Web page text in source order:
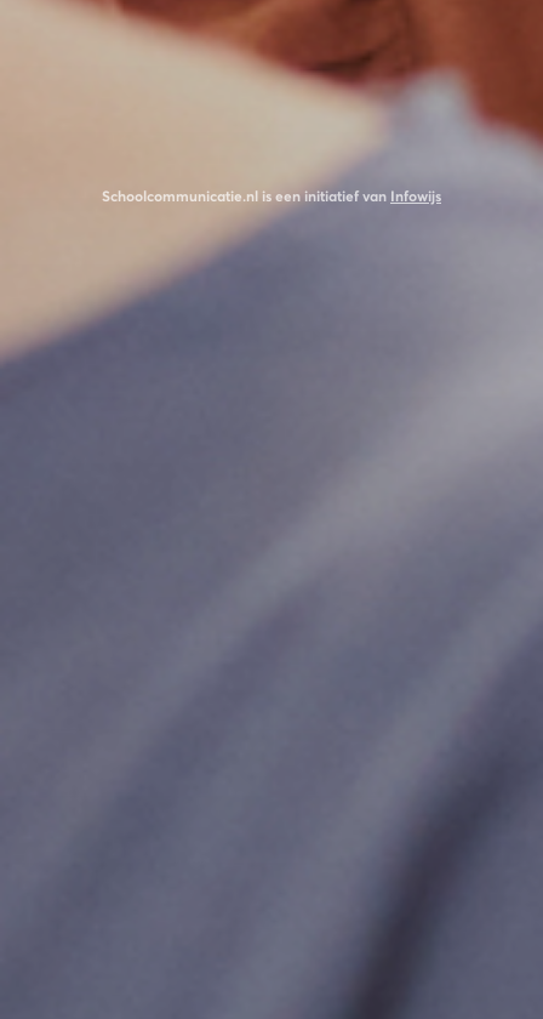
Schoolcommunicatie.nl is een initiatief van Infowijs